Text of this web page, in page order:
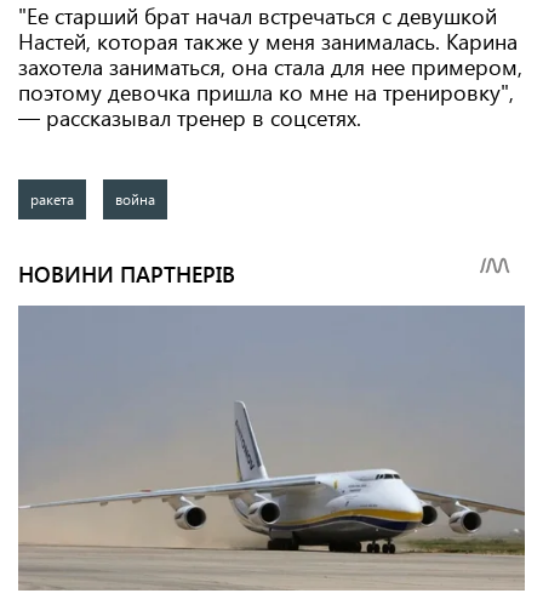
"Ее старший брат начал встречаться с девушкой
Настей, которая также у меня занималась. Карина
захотела заниматься, она стала для нее примером,
поэтому девочка пришла ко мне на тренировку",
— рассказывал тренер в соцсетях.
ракета война